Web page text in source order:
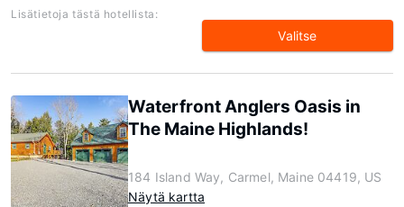
Lisätietoja tästä hotellista:
Valitse
Waterfront Anglers Oasis in
The Maine Highlands!
184 Island Way, Carmel, Maine 04419, US
Näytä kartta